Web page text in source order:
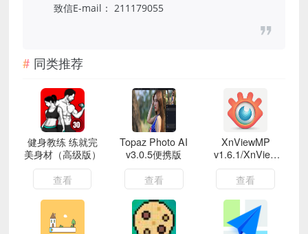
致信E-mail： 211179055
同类推荐
健身教练 练就完
美身材（高级版）
查看
Topaz Photo AI
v3.0.5便携版
查看
XnViewMP
v1.6.1/XnView
v2.51.5
查看